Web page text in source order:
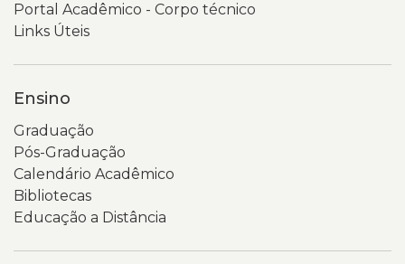
Portal Acadêmico - Corpo técnico
Links Úteis
Ensino
Graduação
Pós-Graduação
Calendário Acadêmico
Bibliotecas
Educação a Distância